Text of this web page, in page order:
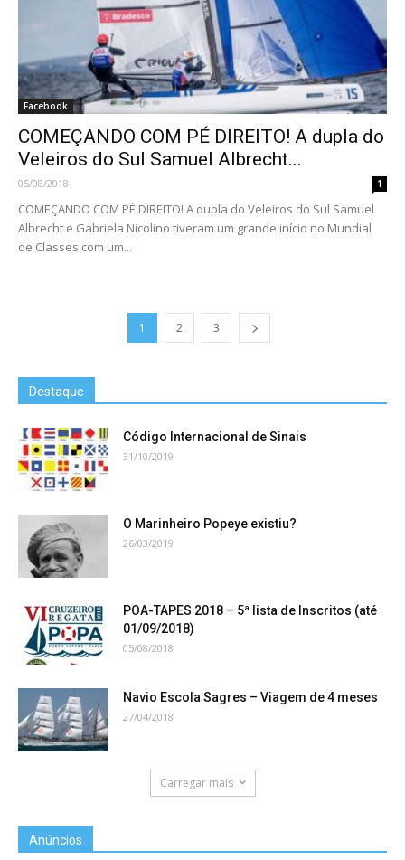
Facebook
COMEÇANDO COM PÉ DIREITO! A dupla do
Veleiros do Sul Samuel Albrecht...
05/08/2018 1
COMEÇANDO COM PÉ DIREITO! A dupla do Veleiros do Sul Samuel
Albrecht e Gabriela Nicolino tiveram um grande início no Mundial
de Classes com um...
1 2 3
Destaque
Código Internacional de Sinais
31/10/2019
O Marinheiro Popeye existiu?
26/03/2019
POA-TAPES 2018 – 5ª lista de Inscritos (até
01/09/2018)
05/08/2018
Navio Escola Sagres – Viagem de 4 meses
27/04/2018
Carregar mais
Anúncios